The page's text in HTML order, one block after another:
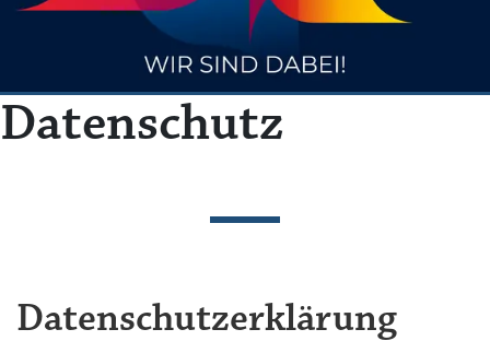
Datenschutz
Datenschutzerklärung